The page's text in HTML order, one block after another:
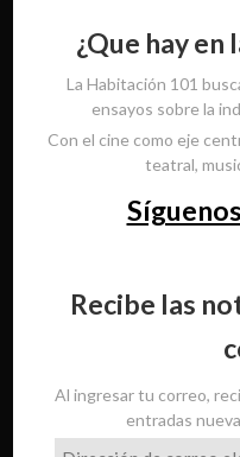
¿Que hay en
La Habitación 101
ensayos sobre la
Con el cine como eje
teatral,
Recibe las
Al ingresar tu correo,
entradas
Dirección